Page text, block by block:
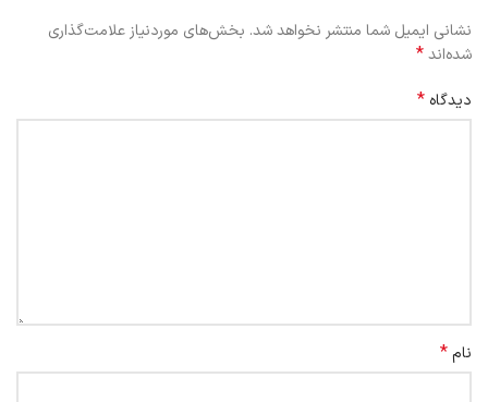
نشانی ایمیل شما منتشر نخواهد شد. بخش‌های موردنیاز علامت‌گذاری
شده‌اند*
دیدگاه *
نام*